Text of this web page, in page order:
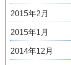
2015年2月
2015年1月
2014年12月